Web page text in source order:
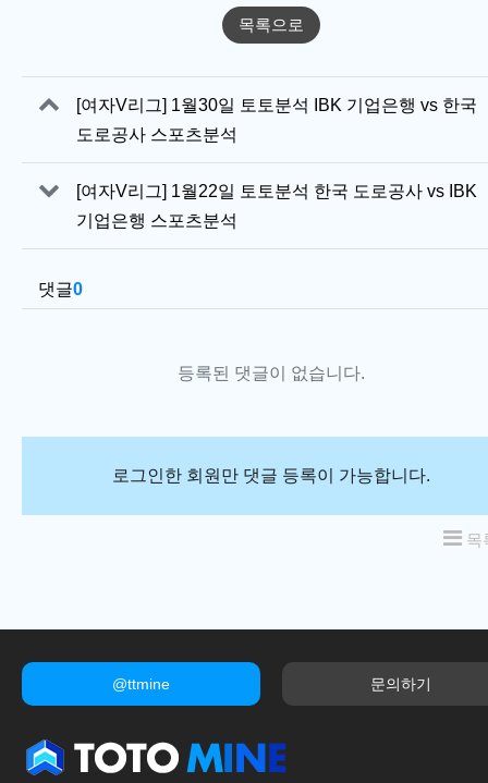
목록으로
관련자료
[여자V리그] 1월30일 토토분석 IBK 기업은행 vs 한국
도로공사 스포츠분석
[여자V리그] 1월22일 토토분석 한국 도로공사 vs IBK
기업은행 스포츠분석
댓글0
등록된 댓글이 없습니다.
로그인한 회원만 댓글 등록이 가능합니다.
목
@ttmine 문의하기